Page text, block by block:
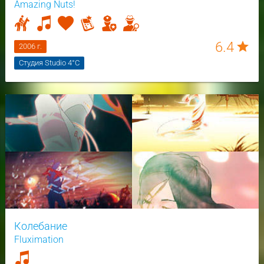
Amazing Nuts!
6.4 star
2006 г.
Студия Studio 4°C
Колебание
Fluximation